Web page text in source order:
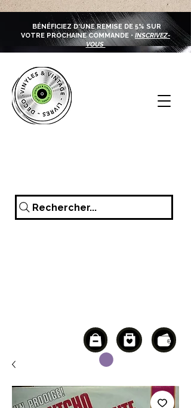
BÉNÉFICIEZ D'UNE REMISE DE 5% SUR
VOTRE PROCHAINE COMMANDE • INSCRIVEZ-
VOUS
Rechercher...